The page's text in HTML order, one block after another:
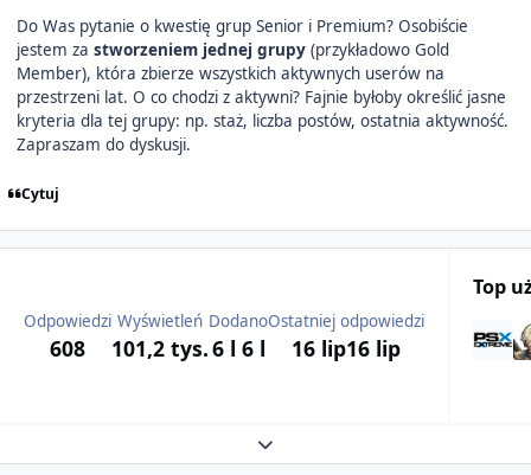
Do Was pytanie o kwestię grup Senior i Premium? Osobiście
jestem za stworzeniem jednej grupy(przykładowo Gold
Member), która zbierze wszystkich aktywnych userów na
przestrzeni lat. O co chodzi z aktywni? Fajnie byłoby określić jasne
kryteria dla tej grupy: np. staż, liczba postów, ostatnia aktywność.
Zapraszam do dyskusji.
Cytuj
Odpowiedzi
608
Wyświetleń
101,2 tys.
Dodano
6 l 6 l
Ostatniej odpowiedzi
16 lip16 lip
Top
Expand topic overview